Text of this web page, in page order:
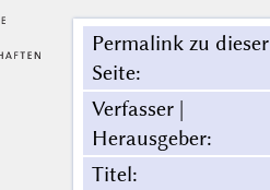
Permalink zu dieser
Seite:
Verfasser |
Herausgeber:
Titel: